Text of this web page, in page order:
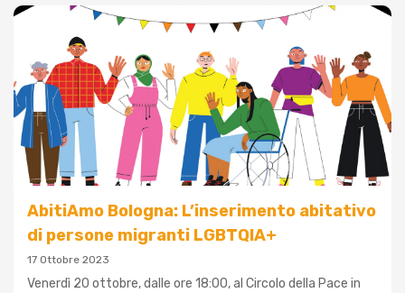
AbitiAmo Bologna: L’inserimento abitativo
di persone migranti LGBTQIA+
17 Ottobre 2023
Venerdì 20 ottobre, dalle ore 18:00, al Circolo della Pace in